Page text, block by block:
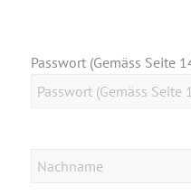
Passwort (Gemäss Seite